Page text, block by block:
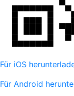
Für iOS
Für Android